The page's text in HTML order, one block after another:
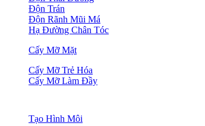
Độn Trán
Độn Rãnh Mũi Má
Hạ Đường Chân Tóc
Cấy Mỡ Mặt
Cấy Mỡ Trẻ Hóa
Cấy Mỡ Làm Đầy
Tạo Hình Môi